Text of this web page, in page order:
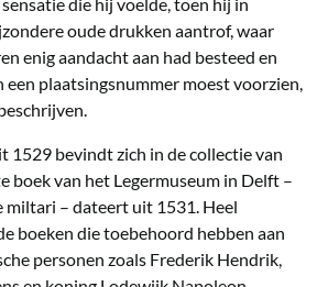
oude drukken aantrof, waar
enig aandacht aan had besteed en
een plaatsingsnummer moest voorzien,
1529 bevindt zich in de collectie van
boek van het Legermuseum in Delft –
miltari – dateert uit 1531. Heel
boeken die toebehoord hebben aan
personen zoals Frederik Hendrik,